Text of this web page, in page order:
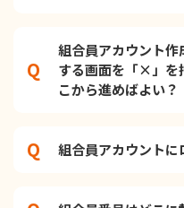
組合員アカウント
する画面を「×」を
こから進めばよい？
組合員アカウント